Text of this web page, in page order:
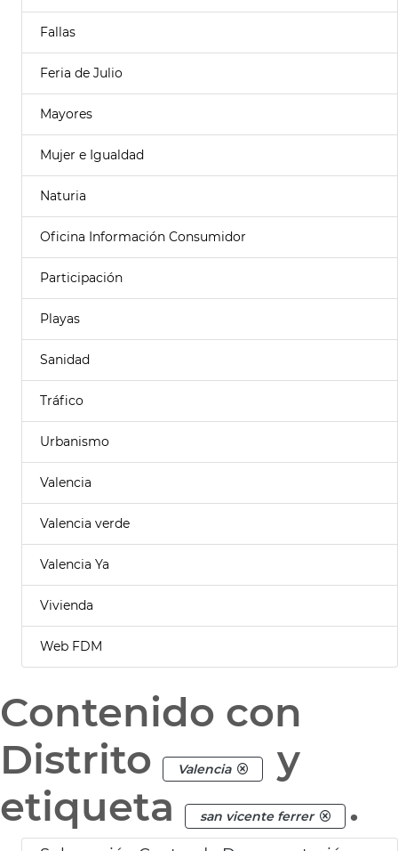
Fallas
Feria de Julio
Mayores
Mujer e Igualdad
Naturia
Oficina Información Consumidor
Participación
Playas
Sanidad
Tráfico
Urbanismo
Valencia
Valencia verde
Valencia Ya
Vivienda
Web FDM
Contenido con
Distrito
Valencia
y
etiqueta
san vicente ferrer .